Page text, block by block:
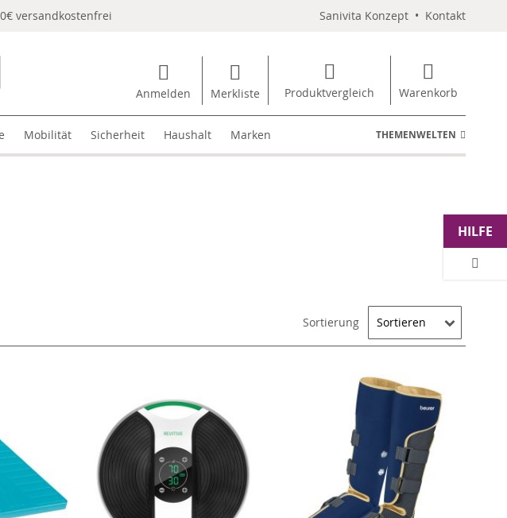
versandkostenfrei Sanivita Konzept • Kontakt
Anmelden Merkliste Produktvergleich Warenkorb
Mobilität Sicherheit Haushalt Marken THEMENWELTEN
Sortierung
HILFE